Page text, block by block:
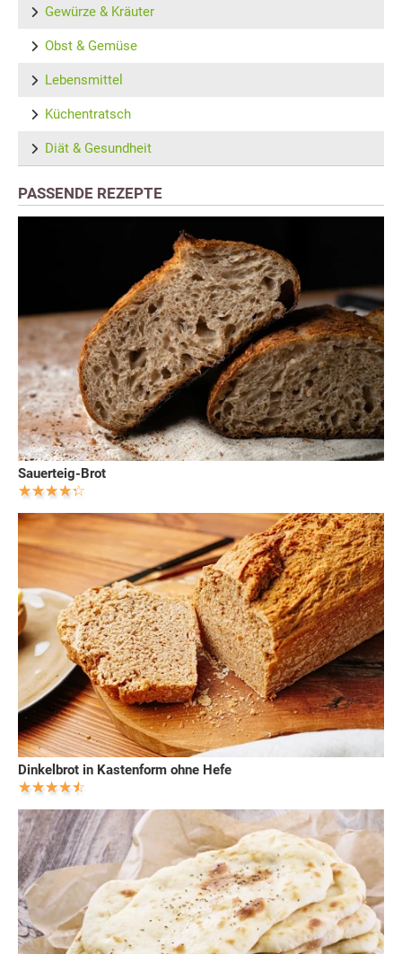
Gewürze & Kräuter
Obst & Gemüse
Lebensmittel
Küchentratsch
Diät & Gesundheit
PASSENDE REZEPTE
Sauerteig-Brot
Dinkelbrot in Kastenform ohne Hefe